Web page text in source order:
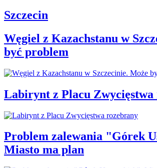
Szczecin
Węgiel z Kazachstanu w
być problem
Labirynt z Placu Zwycięstwa
Problem zalewania "Górek
Miasto ma plan